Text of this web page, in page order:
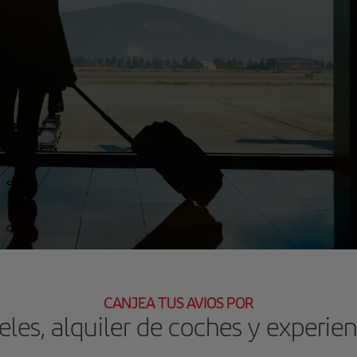
CANJEA TUS AVIOS POR
alquiler de coches y